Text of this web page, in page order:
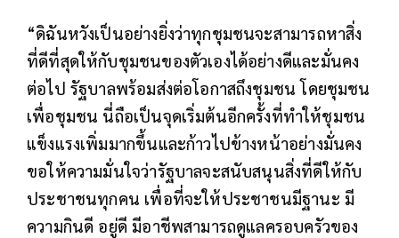
“ดิฉันหวังเป็นอย่างยิ่งว่าทุกชุมชนจะสามารถหาสิ่ง
ที่ดีที่สุดให้กับชุมชนของตัวเองได้อย่างดีและมั่นคง
ต่อไป รัฐบาลพร้อมส่งต่อโอกาสถึงชุมชน โดยชุมชน
เพื่อชุมชน นี่ถือเป็นจุดเริ่มต้นอีกครั้งที่ทำให้ชุมชน
แข็งแรงเพิ่มมากขึ้นและก้าวไปข้างหน้าอย่างมั่นคง
ขอให้ความมั่นใจว่ารัฐบาลจะสนับสนุนสิ่งที่ดีให้กับ
ประชาชนทุกคน เพื่อที่จะให้ประชาชนมีฐานะ มี
ความกินดี อยู่ดี มีอาชีพสามารถดูแลครอบครัวของ